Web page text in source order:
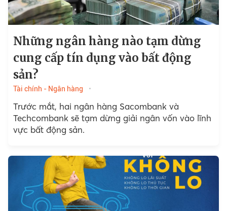
Những ngân hàng nào tạm dừng
cung cấp tín dụng vào bất động
sản?
Tài chính - Ngân hàng
Trước mắt, hai ngân hàng Sacombank và
Techcombank sẽ tạm dừng giải ngân vốn vào lĩnh
vực bất động sản.